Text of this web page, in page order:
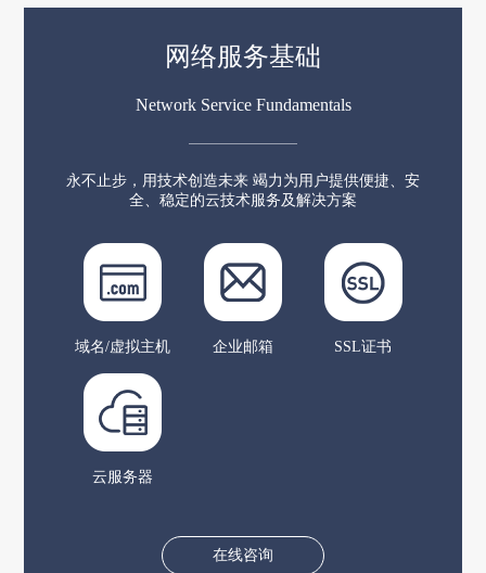
网络服务基础
Network Service Fundamentals
永不止步，用技术创造未来 竭力为用户提供便捷、安
全、稳定的云技术服务及解决方案
域名/虚拟主机 企业邮箱 SSL证书
云服务器
在线咨询